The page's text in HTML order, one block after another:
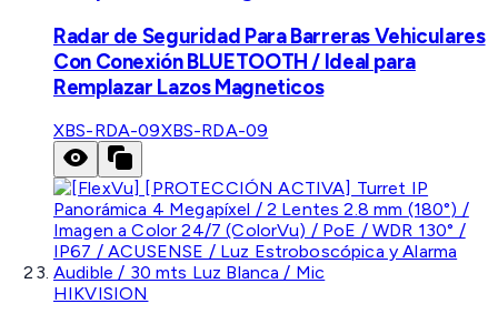
Radar de Seguridad Para Barreras Vehiculares
Con Conexión BLUETOOTH / Ideal para
Remplazar Lazos Magneticos
XBS-RDA-09XBS-RDA-09
HIKVISION